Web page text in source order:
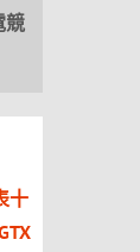
競
十